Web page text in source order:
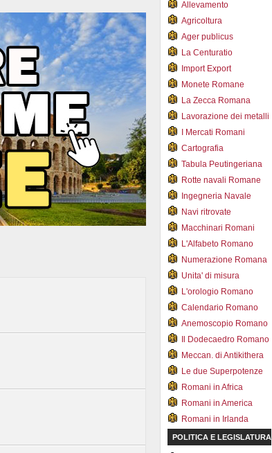
Allevamento
Agricoltura
Ager publicus
La Centuratio
Import Export
Monete Romane
La Zecca Romana
Lavorazione dei metalli
I Mercati Romani
Cartografia
Tabula Peutingeriana
Rotte navali Romane
Ingegneria Navale
Navi ritrovate
Macchinari Romani
L'Alfabeto Romano
Numerazione Romana
Unita' di misura
L'orologio Romano
Calendario Romano
Anemoscopio Romano
Il Dodecaedro Romano
Meccan. di Antikithera
Le due Superpotenze
Romani in Africa
Romani in America
Romani in Irlanda
POLITICA E LEGISLATURA